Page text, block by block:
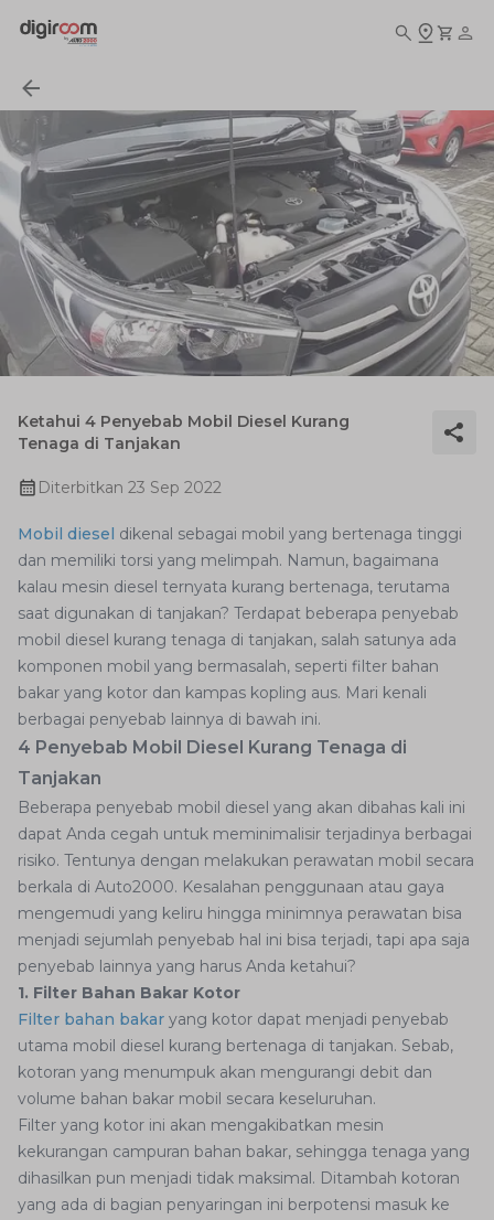
Ketahui 4 Penyebab Mobil Diesel Kurang
Tenaga di Tanjakan
Diterbitkan 23 Sep 2022
Mobil diesel dikenal sebagai mobil yang bertenaga tinggi
dan memiliki torsi yang melimpah. Namun, bagaimana
kalau mesin diesel ternyata kurang bertenaga, terutama
saat digunakan di tanjakan? Terdapat beberapa penyebab
mobil diesel kurang tenaga di tanjakan, salah satunya ada
komponen mobil yang bermasalah, seperti filter bahan
bakar yang kotor dan kampas kopling aus. Mari kenali
berbagai penyebab lainnya di bawah ini.
4 Penyebab Mobil Diesel Kurang Tenaga di
Tanjakan
Beberapa penyebab mobil diesel yang akan dibahas kali ini
dapat Anda cegah untuk meminimalisir terjadinya berbagai
risiko. Tentunya dengan melakukan perawatan mobil secara
berkala di Auto2000. Kesalahan penggunaan atau gaya
mengemudi yang keliru hingga minimnya perawatan bisa
menjadi sejumlah penyebab hal ini bisa terjadi, tapi apa saja
penyebab lainnya yang harus Anda ketahui?
1. Filter Bahan Bakar Kotor
Filter bahan bakar yang kotor dapat menjadi penyebab
utama mobil diesel kurang bertenaga di tanjakan. Sebab,
kotoran yang menumpuk akan mengurangi debit dan
volume bahan bakar mobil secara keseluruhan.
Filter yang kotor ini akan mengakibatkan mesin
kekurangan campuran bahan bakar, sehingga tenaga yang
dihasilkan pun menjadi tidak maksimal. Ditambah kotoran
yang ada di bagian penyaringan ini berpotensi masuk ke